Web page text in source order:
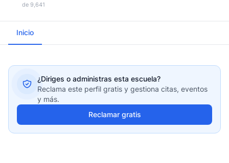
de 9,641
Inicio
¿Diriges o administras esta escuela?
Reclama este perfil gratis y gestiona citas, eventos
y más.
Reclamar gratis